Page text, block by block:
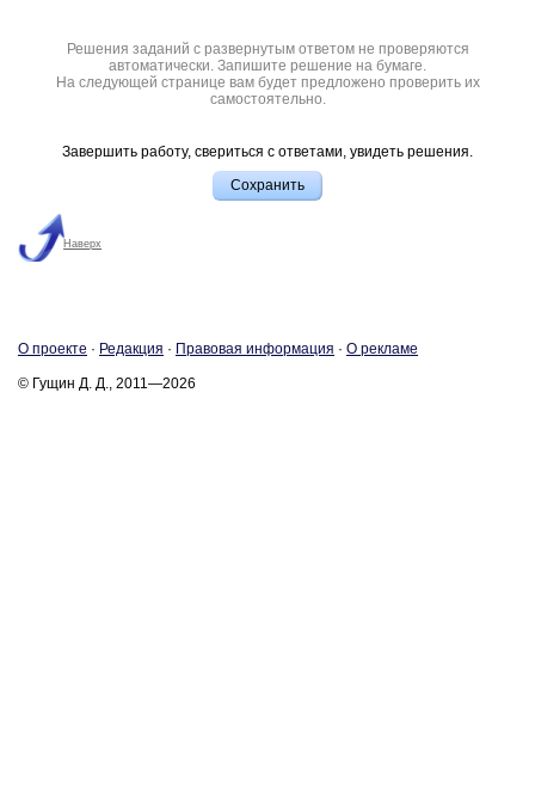
Решения заданий с развернутым ответом не проверяются
автоматически. Запишите решение на бумаге.
На следующей странице вам будет предложено проверить их
самостоятельно.
Завершить работу, свериться с ответами, увидеть решения.
Наверх
О про­ек­те · Ре­дак­ция · Пра­во­вая ин­фор­ма­ция · О ре­кла­ме
© Гущин Д. Д., 2011—2026